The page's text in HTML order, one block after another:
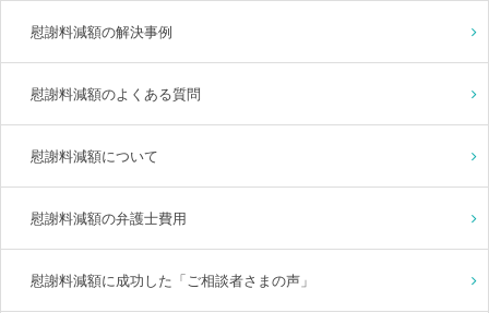
慰謝料減額の解決事例
慰謝料減額のよくある質問
慰謝料減額について
慰謝料減額の弁護士費用
慰謝料減額に成功した「ご相談者さまの声」